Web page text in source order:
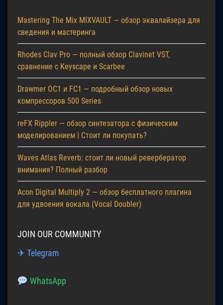
Mastering The Mix MIXVAULT — обзор эквалайзера для
сведения и мастеринга
Rhodes Clav Pro — полный обзор Clavinet VST,
сравнение с Keyscape и Scarbee
Drawmer OC1 и FC1 — подробный обзор новых
компрессоров 500 Series
reFX Rippler — обзор синтезатора с физическим
моделированием | Стоит ли покупать?
Waves Atlas Reverb: стоит ли новый ревербератор
внимания? Полный разбор
Acon Digital Multiply 2 — обзор бесплатного плагина
для удвоения вокала (Vocal Doubler)
JOIN OUR COMMUNITY
✈ Telegram
WhatsApp